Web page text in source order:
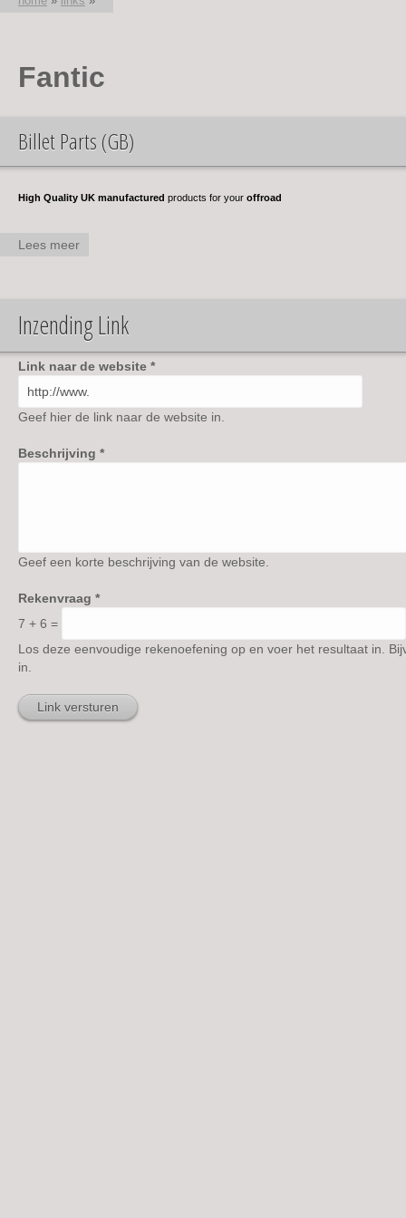
U bent hier
Fantic
Billet Parts (GB)
High Quality UK manufactured products for your offroad
Lees meer
Inzending Link
Link naar de website *
Geef hier de link naar de website in.
Beschrijving *
Geef een korte beschrijving van de website.
Rekenvraag *
7 + 6 =
Los deze eenvoudige rekenoefening op en voer het resultaat in.
in.